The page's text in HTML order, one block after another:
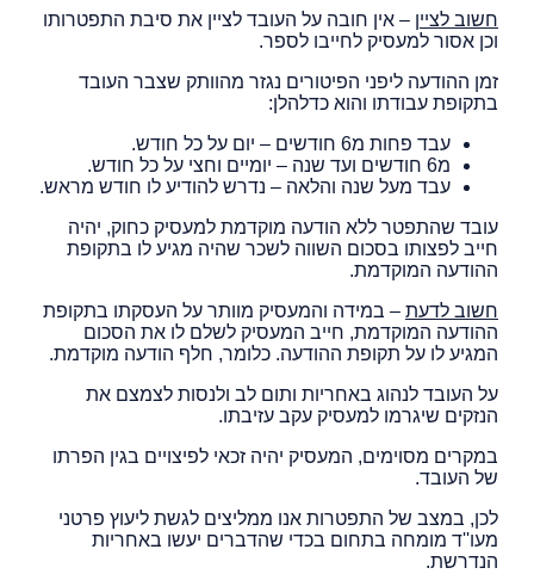
חשוב לציין – אין חובה על העובד לציין את סיבת התפטרותו
וכן אסור למעסיק לחייבו לספר.
זמן ההודעה ליפני הפיטורים נגזר מהוותק שצבר העובד
בתקופת עבודתו והוא כדלהלן:
עבד פחות מ6 חודשים – יום על כל חודש.
מ6 חודשים ועד שנה – יומיים וחצי על כל חודש.
עבד מעל שנה והלאה – נדרש להודיע לו חודש מראש.
עובד שהתפטר ללא הודעה מוקדמת למעסיק כחוק, יהיה
חייב לפצותו בסכום השווה לשכר שהיה מגיע לו בתקופת
ההודעה המוקדמת.
חשוב לדעת – במידה והמעסיק מוותר על העסקתו בתקופת
ההודעה המוקדמת, חייב המעסיק לשלם לו את הסכום
המגיע לו על תקופת ההודעה. כלומר, חלף הודעה מוקדמת.
על העובד לנהוג באחריות ותום לב ולנסות לצמצם את
הנזקים שיגרמו למעסיק עקב עזיבתו.
במקרים מסוימים, המעסיק יהיה זכאי לפיצויים בגין הפרתו
של העובד.
לכן, במצב של התפטרות אנו ממליצים לגשת ליעוץ פרטני
מעו''ד מומחה בתחום בכדי שהדברים יעשו באחריות
הנדרשת.